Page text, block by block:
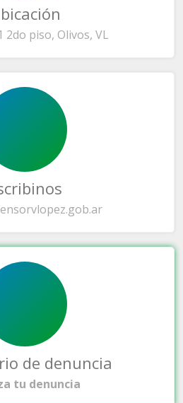
2do piso, Olivos, VL
de denuncia
tu denuncia